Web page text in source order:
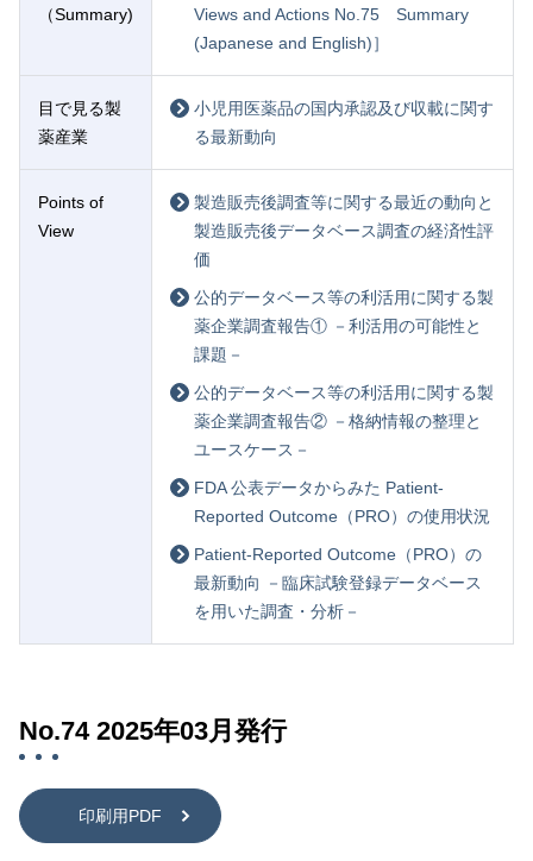
（Summary)
Views and Actions No.75 Summary
(Japanese and English)］
目で見る製
薬産業
小児用医薬品の国内承認及び収載に関す
る最新動向
Points of
View
製造販売後調査等に関する最近の動向と
製造販売後データベース調査の経済性評
価
公的データベース等の利活用に関する製
薬企業調査報告① －利活用の可能性と
課題－
公的データベース等の利活用に関する製
薬企業調査報告② －格納情報の整理と
ユースケース－
FDA 公表データからみた Patient-
Reported Outcome（PRO）の使用状況
Patient-Reported Outcome（PRO）の
最新動向 －臨床試験登録データベース
を用いた調査・分析－
No.74 2025年03月発行
印刷用PDF